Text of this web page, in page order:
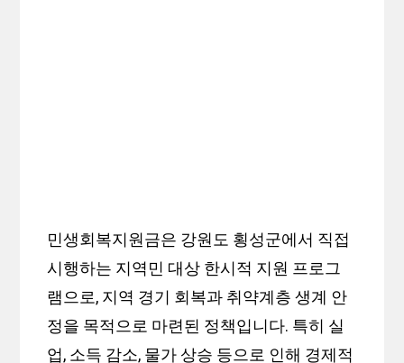
민생회복지원금은 강원도 횡성군에서 직접
시행하는 지역민 대상 한시적 지원 프로그
램으로, 지역 경기 회복과 취약계층 생계 안
정을 목적으로 마련된 정책입니다. 특히 실
업, 소득 감소, 물가 상승 등으로 인해 경제적